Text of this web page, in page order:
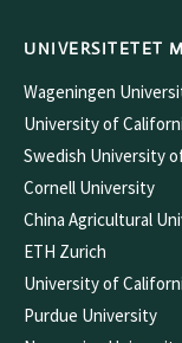
UNIVERSITETET
Wageningen
University of
Swedish University
Cornell University
China Agricultural
ETH Zurich
University of
Purdue University